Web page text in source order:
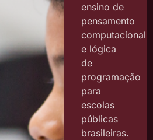
ensino de
pensamento
computacional
e lógica
de
programação
para
escolas
públicas
brasileiras.